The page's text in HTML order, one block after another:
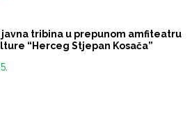
javna tribina u prepunom amfiteatru
“Herceg Stjepan Kosača”